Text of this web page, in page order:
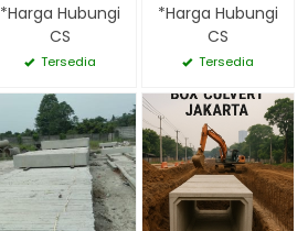
*Harga Hubungi
CS
Tersedia
*Harga Hubungi
CS
Tersedia